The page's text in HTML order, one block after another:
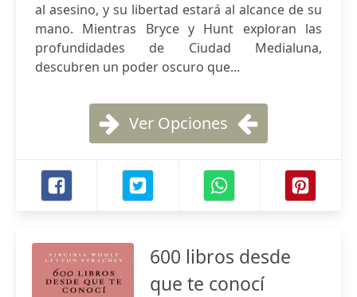
al asesino, y su libertad estará al alcance de su
mano. Mientras Bryce y Hunt exploran las
profundidades de Ciudad Medialuna,
descubren un poder oscuro que...
Ver Opciones
600 libros desde
que te conocí